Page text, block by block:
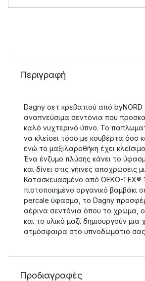
Περιγραφή
Dagny σετ κρεβατιού από byNORD
αναπνεύσιμα σεντόνια που
καλό νυχτερινό ύπνο. Το
να κλείσει τόσο με κουβέρτα όσο
ενώ το μαξιλαροθήκη έχει
Ένα ένζυμο πλύσης κάνει το
και δίνει στις γήινες αποχρώσεις
Κατασκευασμένο από OEKO-TEX®
πιστοποιημένο οργανικό βαμβάκι
percale ύφασμα, το Dagny
αέρινα σεντόνια όπου το χρώμα,
και το υλικό μαζί δημιουργούν μια
ατμόσφαιρα στο υπνοδωμάτιό
Προδιαγραφές